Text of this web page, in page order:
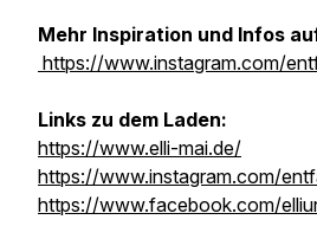
Mehr Inspiration und Infos
https://www.instagram.com/
Links zu dem Laden:
https://www.elli-mai.de/
https://www.instagram.com/
https://www.facebook.com/